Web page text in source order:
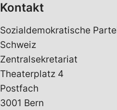
Kontakt
Sozialdemokratische
Schweiz
Zentralsekretariat
Theaterplatz 4
Postfach
3001 Bern